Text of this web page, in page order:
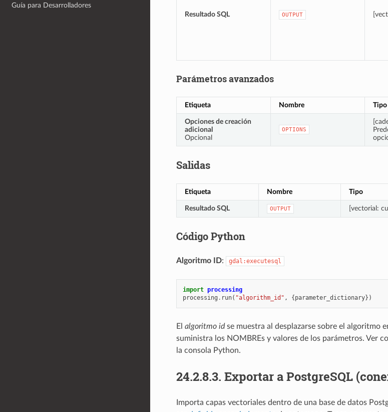
Guía para Desarrolladores
Resultado SQL OUTPUT
Parámetros avanzados
Etiqueta Nombre Tipo
Opciones de creación
adicional
Opcional
OPTIONS
Salidas
Etiqueta Nombre Tipo
Resultado SQL OUTPUT [vectorial:
Código Python
Algoritmo ID: gdal:executesql
import processing
processing . run( "algorithm_id" , { parameter_dictionary})
El algoritmo idse muestra al desplazarse sobre el algoritmo
suministra los NOMBREs y valores de los parámetros. Ver
la consola Python.
24.2.8.3. Exportar a PostgreSQL
Importa capas vectoriales dentro de una base de datos